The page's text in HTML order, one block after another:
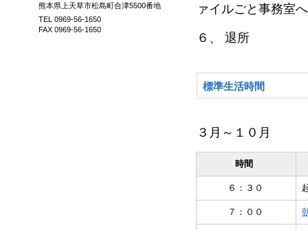
ァイルごと事務室
６、 退所
標準生活時間
３月～１０月
時間
６：３０
７：００
熊本県上天草市松島町合津5500番地
TEL 0969-56-1650
FAX 0969-56-1650